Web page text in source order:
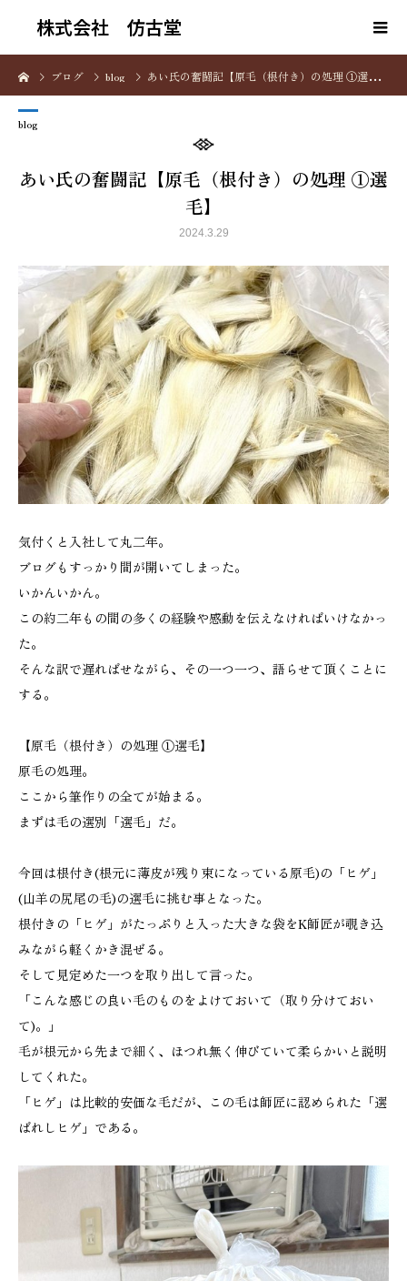
株式会社 仿古堂
ブログ blog あい氏の奮闘記【原毛（根付き）の処理 ①選毛】
blog
あい氏の奮闘記【原毛（根付き）の処理 ①選
毛】
2024.3.29
気付くと入社して丸二年。
ブログもすっかり間が開いてしまった。
いかんいかん。
この約二年もの間の多くの経験や感動を伝えなければいけなかっ
た。
そんな訳で遅ればせながら、その一つ一つ、語らせて頂くことに
する。
【原毛（根付き）の処理 ①選毛】
原毛の処理。
ここから筆作りの全てが始まる。
まずは毛の選別「選毛」だ。
今回は根付き(根元に薄皮が残り束になっている原毛)の「ヒゲ」
(山羊の尻尾の毛)の選毛に挑む事となった。
根付きの「ヒゲ」がたっぷりと入った大きな袋をK師匠が覗き込
みながら軽くかき混ぜる。
そして見定めた一つを取り出して言った。
「こんな感じの良い毛のものをよけておいて（取り分けておい
て)。」
毛が根元から先まで細く、ほつれ無く伸びていて柔らかいと説明
してくれた。
「ヒゲ」は比較的安価な毛だが、この毛は師匠に認められた「選
ばれしヒゲ」である。